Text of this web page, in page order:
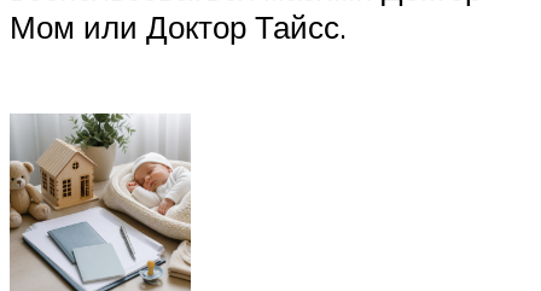
Мом или Доктор Тайсс.